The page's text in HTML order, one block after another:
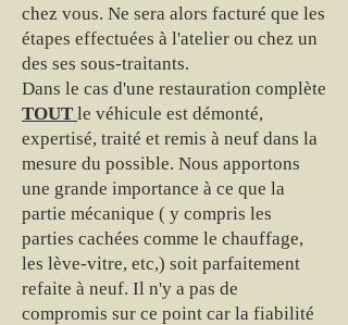
chez vous. Ne sera alors facturé que les
étapes effectuées à l'atelier ou chez un
des ses sous-traitants.
Dans le cas d'une restauration complète
TOUT le véhicule est démonté,
expertisé, traité et remis à neuf dans la
mesure du possible. Nous apportons
une grande importance à ce que la
partie mécanique ( y compris les
parties cachées comme le chauffage,
les lève-vitre, etc,) soit parfaitement
refaite à neuf. Il n'y a pas de
compromis sur ce point car la fiabilité